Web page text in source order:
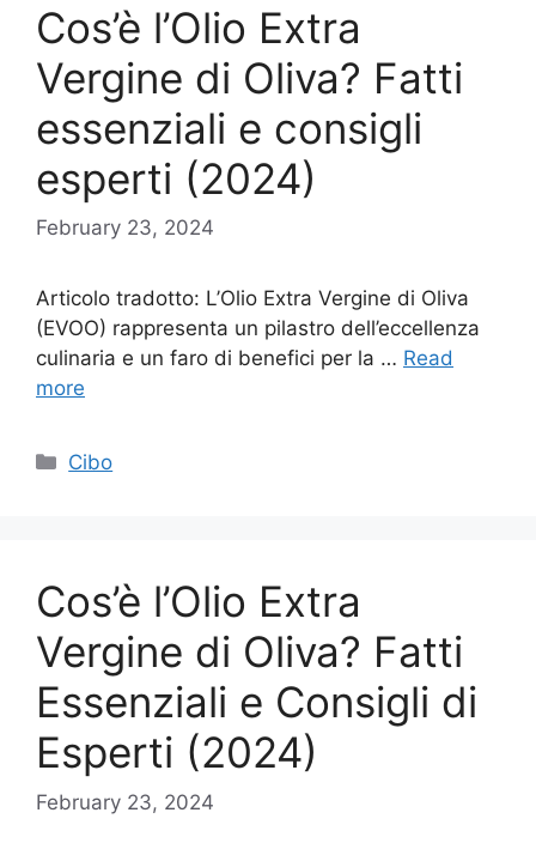
Cos’è l’Olio Extra
Vergine di Oliva? Fatti
essenziali e consigli
esperti (2024)
February 23, 2024
Articolo tradotto: L’Olio Extra Vergine di Oliva
(EVOO) rappresenta un pilastro dell’eccellenza
culinaria e un faro di benefici per la … Read
more
Categories
Cibo
Cos’è l’Olio Extra
Vergine di Oliva? Fatti
Essenziali e Consigli di
Esperti (2024)
February 23, 2024